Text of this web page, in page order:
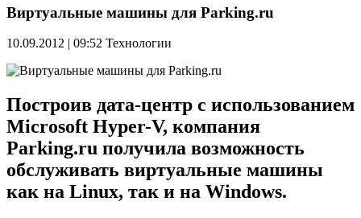
Виртуальные машины для Parking.ru
10.09.2012 | 09:52 Технологии
Построив дата-центр с использованием
Microsoft Hyper-V, компания
Parking.ru получила возможность
обслуживать виртуальные машины
как на Linux, так и на Windows.